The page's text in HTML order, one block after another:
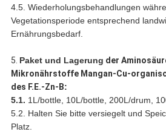
4.5. Wiederholungsbehandlungen
Vegetationsperiode entsprechend
Ernährungsbedarf.
5. Paket und Lagerung der
Mikronährstoffe Mangan-Cu-
des F.E.-Zn-B:
5.1. 1L/bottle, 10L/bottle, 200L/drum,
5.2. Halten Sie bitte versiegelt und
Platz.